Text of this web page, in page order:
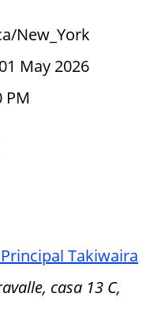
New_York
May 2026
PM
Takiwaira
casa 13 C,